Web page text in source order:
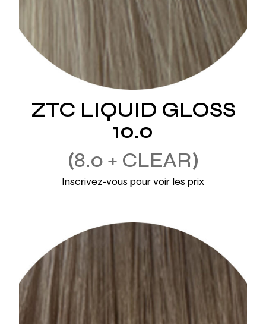
ZTC LIQUID GLOSS
10.0
8.0 + CLEAR
Inscrivez-vous pour voir les prix